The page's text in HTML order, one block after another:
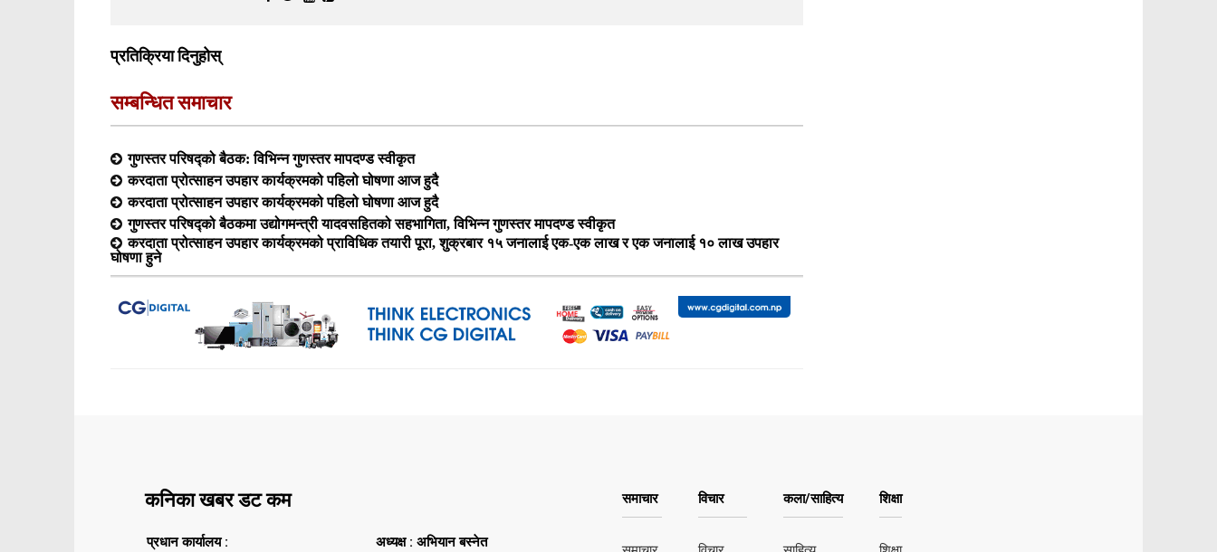
प्रतिक्रिया दिनुहोस्
सम्बन्धित समाचार
गुणस्तर परिषद्को बैठक: विभिन्न गुणस्तर मापदण्ड स्वीकृत
करदाता प्रोत्साहन उपहार कार्यक्रमको पहिलो घोषणा आज हुदै
करदाता प्रोत्साहन उपहार कार्यक्रमको पहिलो घोषणा आज हुदै
गुणस्तर परिषद्को बैठकमा उद्योगमन्त्री यादवसहितको सहभागिता, विभिन्न गुणस्तर मापदण्ड स्वीकृत
करदाता प्रोत्साहन उपहार कार्यक्रमको प्राविधिक तयारी पूरा, शुक्रबार १५ जनालाई एक-एक लाख र एक जनालाई १० लाख उपहार
घोषणा हुने
कनिका खबर डट कम
प्रधान कार्यालय : अध्यक्ष : अभियान बस्नेत
समाचार विचार कला/साहित्य शिक्षा